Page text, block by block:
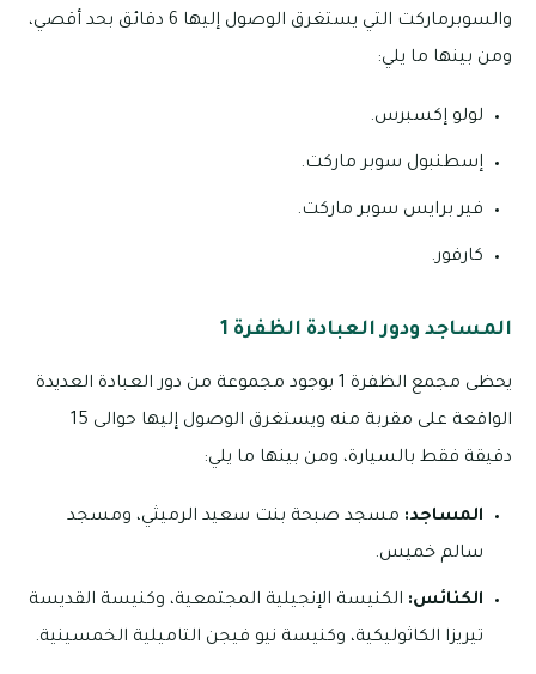
والسوبرماركت التي يستغرق الوصول إليها 6 دقائق بحد أقصي،
ومن بينها ما يلي:
لولو إكسبرس.
إسطنبول سوبر ماركت.
فير برايس سوبر ماركت.
كارفور.
المساجد ودور العبادة الظفرة 1
يحظى مجمع الظفرة 1 بوجود مجموعة من دور العبادة العديدة
الواقعة على مقربة منه ويستغرق الوصول إليها حوالى 15
دقيقة فقط بالسيارة، ومن بينها ما يلي:
المساجد: مسجد صبحة بنت سعيد الرميثي، ومسجد
سالم خميس.
الكنائس: الكنيسة الإنجيلية المجتمعية، وكنيسة القديسة
تيريزا الكاثوليكية، وكنيسة نيو فيجن التاميلية الخمسينية.